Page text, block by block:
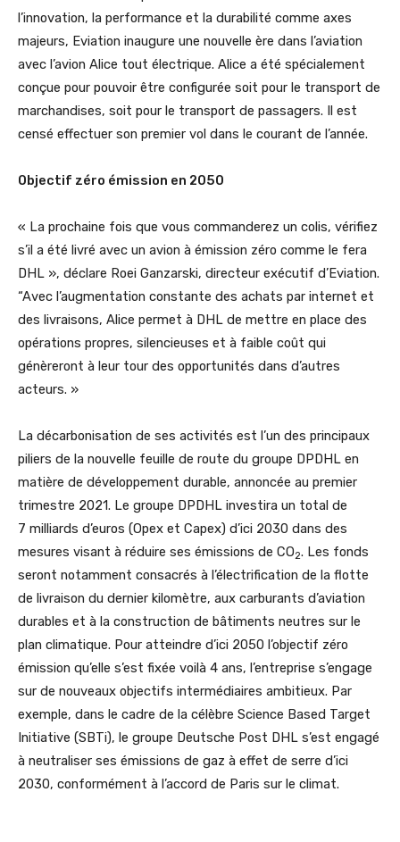
l’innovation, la performance et la durabilité comme axes
majeurs, Eviation inaugure une nouvelle ère dans l’aviation
avec l’avion Alice tout électrique. Alice a été spécialement
conçue pour pouvoir être configurée soit pour le transport de
marchandises, soit pour le transport de passagers. Il est
censé effectuer son premier vol dans le courant de l’année.
Objectif zéro émission en 2050
« La prochaine fois que vous commanderez un colis, vérifiez
s’il a été livré avec un avion à émission zéro comme le fera
DHL », déclare Roei Ganzarski, directeur exécutif d’Eviation.
“Avec l’augmentation constante des achats par internet et
des livraisons, Alice permet à DHL de mettre en place des
opérations propres, silencieuses et à faible coût qui
génèreront à leur tour des opportunités dans d’autres
acteurs. »
La décarbonisation de ses activités est l’un des principaux
piliers de la nouvelle feuille de route du groupe DPDHL en
matière de développement durable, annoncée au premier
trimestre 2021. Le groupe DPDHL investira un total de
7 milliards d’euros (Opex et Capex) d’ici 2030 dans des
mesures visant à réduire ses émissions de CO2. Les fonds
seront notamment consacrés à l’électrification de la flotte
de livraison du dernier kilomètre, aux carburants d’aviation
durables et à la construction de bâtiments neutres sur le
plan climatique. Pour atteindre d’ici 2050 l’objectif zéro
émission qu’elle s’est fixée voilà 4 ans, l’entreprise s’engage
sur de nouveaux objectifs intermédiaires ambitieux. Par
exemple, dans le cadre de la célèbre Science Based Target
Initiative (SBTi), le groupe Deutsche Post DHL s’est engagé
à neutraliser ses émissions de gaz à effet de serre d’ici
2030, conformément à l’accord de Paris sur le climat.